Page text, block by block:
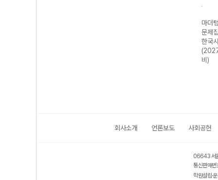
마더
문제
한국
비)
회사소개 언론보도 사회공헌
06643 서
통신판매
학원설립·